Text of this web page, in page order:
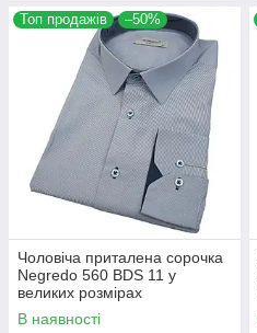
Топ продажів –50%
Чоловіча приталена сорочка
Negredo 560 BDS 11 у
великих розмірах
В наявності